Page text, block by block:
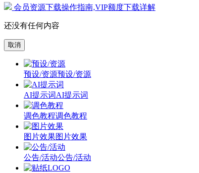
会员资源下载操作指南,VIP额度下载详解
还没有任何内容
取消
预设/资源预设/资源
AI提示词AI提示词
调色教程调色教程
图片效果图片效果
公告/活动公告/活动